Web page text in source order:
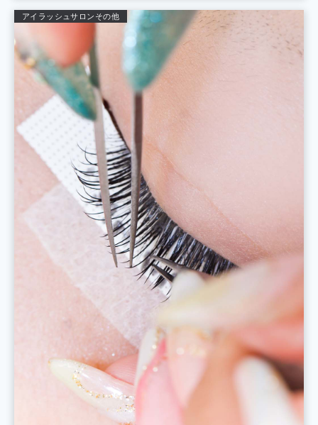
アイラッシュサロン その他